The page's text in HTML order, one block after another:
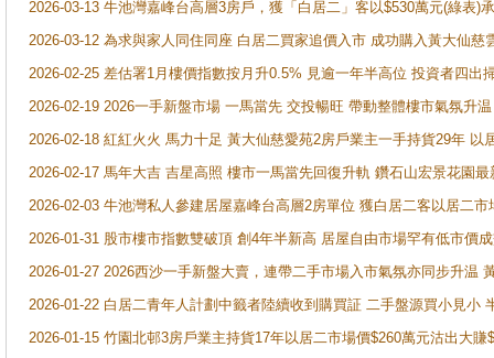
2026-03-13 牛池灣嘉峰台高層3房戶，獲「白居二」客以$530萬元(綠表)
2026-03-12 為求與家人同住同座 白居二買家追價入市 成功購入黃大仙
2026-02-25 差估署1月樓價指數按月升0.5% 見逾一年半高位 投資者四
2026-02-19 2026一手新盤市場 一馬當先 交投暢旺 帶動整體樓市氣氛升
2026-02-18 紅紅火火 馬力十足 黃大仙慈愛苑2房戶業主一手持貨29年 以
2026-02-17 馬年大吉 吉星高照 樓市一馬當先回復升軌 鑽石山宏景花園
2026-02-03 牛池灣私人參建居屋嘉峰台高層2房單位 獲白居二客以居二市
2026-01-31 股市樓市指數雙破頂 創4年半新高 居屋自由市場罕有低市價
2026-01-27 2026西沙一手新盤大賣，連帶二手市場入市氣氛亦同步升温
2026-01-22 白居二青年人計劃中籤者陸續收到購買証 二手盤源買小見小
2026-01-15 竹園北邨3房戶業主持貨17年以居二市場價$260萬元沽出大賺